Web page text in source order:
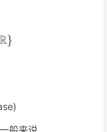
}
般来说